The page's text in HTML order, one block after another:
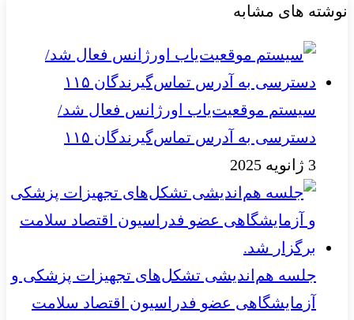
نوشته های مشابه
سیستم موقعیت‌یاب اورژانس فعال شد/
دسترسی به آدرس تماس‌گیرندگان ۱۱۵
3 ژانویه 2025
جلسه هم‌اندیشی تشکل‌های تجهیزات پزشکی و
آزمایشگاهی عضو فدراسیون اقتصاد سلامت